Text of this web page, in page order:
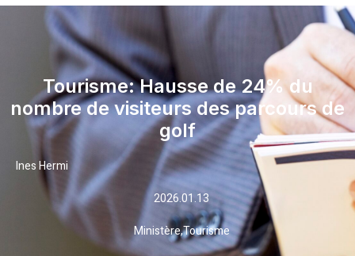
Tourisme: Hausse de 24% du
nombre de visiteurs des parcours de
golf
Ines Hermi
2026.01.13
Ministère,Tourisme